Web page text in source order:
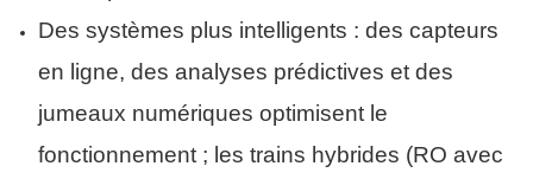
Des systèmes plus intelligents : des capteurs
en ligne, des analyses prédictives et des
jumeaux numériques optimisent le
fonctionnement ; les trains hybrides (RO avec